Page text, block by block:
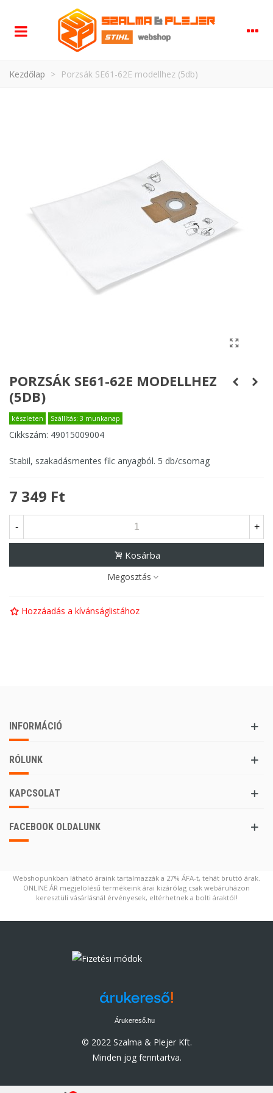
Kezdőlap > Porzsák SE61-62E modellhez (5db)
PORZSÁK SE61-62E MODELLHEZ
(5DB)
készleten Szállítás: 3 munkanap
Cikkszám: 49015009004
Stabil, szakadásmentes filc anyagból. 5 db/csomag
7 349 Ft
- +
Kosárba
Megosztás
Hozzáadás a kívánságlistához
INFORMÁCIÓ
RÓLUNK
KAPCSOLAT
FACEBOOK OLDALUNK
Webshopunkban látható áraink tartalmazzák a 27% ÁFA-t, tehát bruttó árak.
ONLINE ÁR megjelölésű termékeink árai kizárólag csak webáruházon
keresztüli vásárlásnál érvényesek, eltérhetnek a bolti áraktól!
Árukereső.hu
© 2022 Szalma & Plejer Kft.
Minden jog fenntartva.